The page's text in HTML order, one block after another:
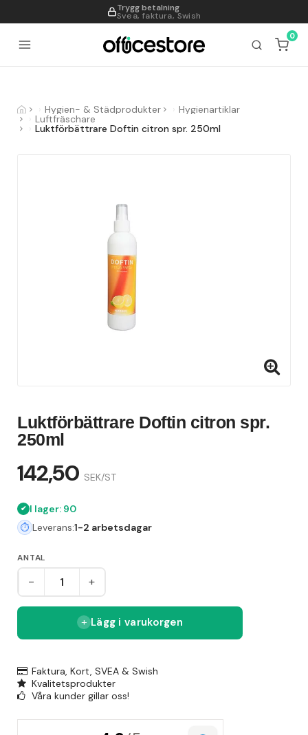
Trygg betalning
Svea, faktura, Swish
995
0
Hygien- & Städprodukter Hygienartiklar
Luftfräschare
Luktförbättrare Doftin citron spr. 250ml
Luktförbättrare Doftin citron spr.
250ml
142,50 SEK/ST
I lager: 90
Leverans:1-2 arbetsdagar
ANTAL
- +
Lägg i varukorgen
Faktura, Kort, SVEA & Swish
Kvalitetsprodukter
Våra kunder gillar oss!